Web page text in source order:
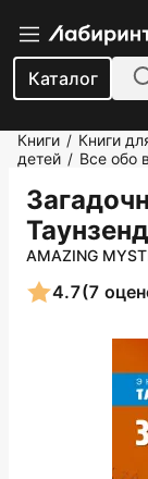
Каталог
Книги / Книги
детей / Все обо
AMAZING
4.7(7